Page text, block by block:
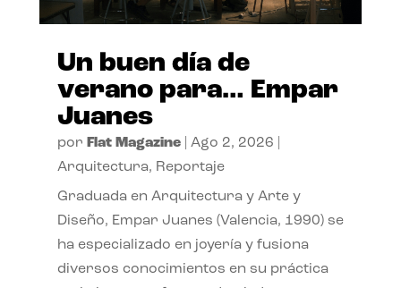
Un buen día de
verano para… Empar
Juanes
por Flat Magazine| Ago 2, 2026
Arquitectura, Reportaje
Graduada en Arquitectura y Arte y
Diseño, Empar Juanes (Valencia, 1990) se
ha especializado en joyería y fusiona
diversos conocimientos en su práctica